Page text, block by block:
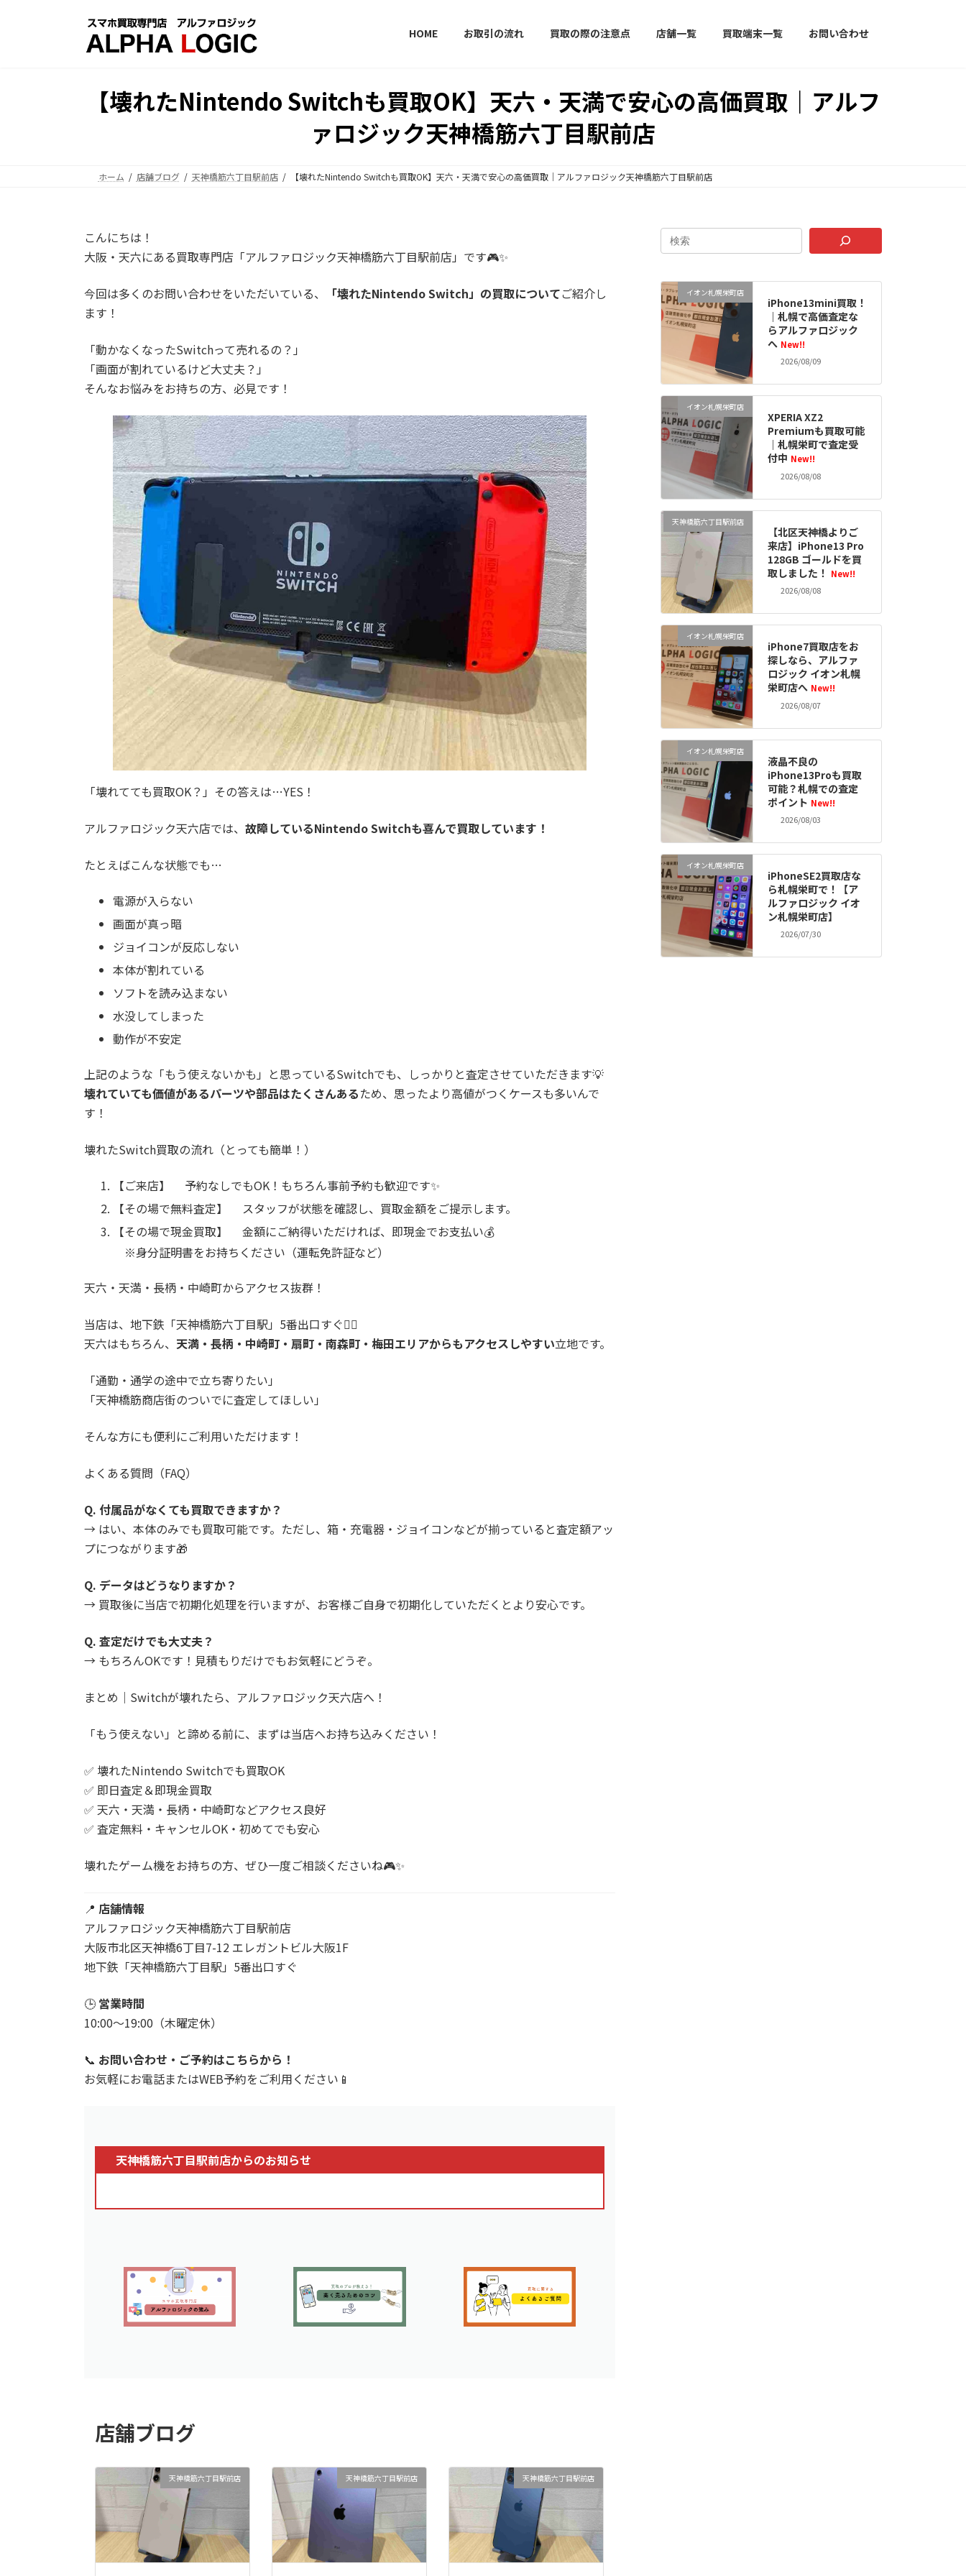
HOME お取引の流れ 買取の際の注意点 店舗一覧 買取端末一覧 お問い合わせ
【壊れたNintendo Switchも買取OK】天六・天満で安心の高価買取｜アルフ
ァロジック天神橋筋六丁目駅前店
ホーム 店舗ブログ 天神橋筋六丁目駅前店 【壊れたNintendo Switchも買取OK】天六・天満で安心の高価買取｜アルファロジック天神橋筋六丁目駅前店
こんにちは！
大阪・天六にある買取専門店「アルファロジック天神橋筋六丁目駅前店」です🎮✨
今回は多くのお問い合わせをいただいている、 「壊れたNintendo Switch」の買取についてご紹介し
ます！
「動かなくなったSwitchって売れるの？」
「画面が割れているけど大丈夫？」
そんなお悩みをお持ちの方、必見です！
「壊れてても買取OK？」その答えは…YES！
アルファロジック天六店では、 故障しているNintendo Switchも喜んで買取しています！
たとえばこんな状態でも…
電源が入らない
画面が真っ暗
ジョイコンが反応しない
本体が割れている
ソフトを読み込まない
水没してしまった
動作が不安定
上記のような「もう使えないかも 」と思っているSwitchでも、しっかりと査定させていただきます💡
壊れていても価値があるパーツや部品はたくさんあるため、思ったより高値がつくケースも多いんで
す！
壊れたSwitch買取の流れ（とっても簡単！）
【ご来店】 予約なしでもOK！もちろん事前予約も歓迎です✨
【その場で無料査定】 スタッフが状態を確認し、買取金額をご提示します。
【その場で現金買取】 金額にご納得いただければ、即現金でお支払い💰
※身分証明書をお持ちください（運転免許証など）
天六・天満・長柄・中崎町からアクセス抜群！
当店は、地下鉄「天神橋筋六丁目駅」 5番出口すぐ🚶‍♂️
天六はもちろん、 天満・長柄・中崎町・扇町・南森町・梅田エリアからもアクセスしやすい立地です。
「通勤・通学の途中で立ち寄りたい」
「天神橋筋商店街のついでに査定してほしい」
そんな方にも便利にご利用いただけます！
よくある質問（FAQ）
Q. 付属品がなくても買取できますか？
→ はい、本体のみでも買取可能です。ただし、箱・充電器・ジョイコンなどが揃っていると査定額アッ
プにつながります🎁
Q. データはどうなりますか？
→ 買取後に当店で初期化処理を行いますが、お客様ご自身で初期化していただくとより安心です。
Q. 査定だけでも大丈夫？
→ もちろんOKです！見積もりだけでもお気軽にどうぞ。
まとめ｜Switchが壊れたら、アルファロジック天六店へ！
「もう使えない」と諦める前に、まずは当店へお持ち込みください！
✅ 壊れたNintendo Switchでも買取OK
✅ 即日査定＆即現金買取
✅ 天六・天満・長柄・中崎町などアクセス良好
✅ 査定無料・キャンセルOK・初めてでも安心
壊れたゲーム機をお持ちの方、ぜひ一度ご相談くださいね🎮✨
📍 店舗情報
アルファロジック天神橋筋六丁目駅前店
大阪市北区天神橋6丁目7-12 エレガントビル大阪1F
地下鉄「天神橋筋六丁目駅」5番出口すぐ
🕒 営業時間
10:00〜19:00（木曜定休）
📞 お問い合わせ・ご予約はこちらから！
お気軽にお電話またはWEB予約をご利用ください📱
天神橋筋六丁目駅前店からのお知らせ
店舗ブログ
天神橋筋六丁目駅前店 天神橋筋六丁目駅前店 天神橋筋六丁目駅前店
イオン札幌栄町店
iPhone13mini買取！
｜札幌で高価査定な
らアルファロジック
へ New!!
2026/08/09
イオン札幌栄町店
XPERIA XZ2
Premiumも買取可能
｜札幌栄町で査定受
付中 New!!
2026/08/08
天神橋筋六丁目駅前店
【北区天神橋よりご
来店】iPhone13 Pro
128GB ゴールドを買
取しました！
New!!
2026/08/08
イオン札幌栄町店
iPhone7買取店をお
探しなら、アルファ
ロジック イオン札幌
栄町店へ New!!
2026/08/07
イオン札幌栄町店
液晶不良の
iPhone13Proも買取
可能？札幌での査定
ポイント New!!
2026/08/03
イオン札幌栄町店
iPhoneSE2買取店な
ら札幌栄町で！【ア
ルファロジック イオ
ン札幌栄町店】
2026/07/30